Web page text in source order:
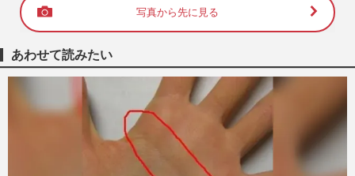
写真から先に見る
あわせて読みたい